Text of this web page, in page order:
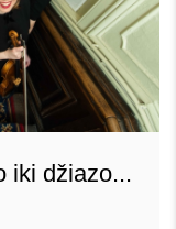
iki džiazo...